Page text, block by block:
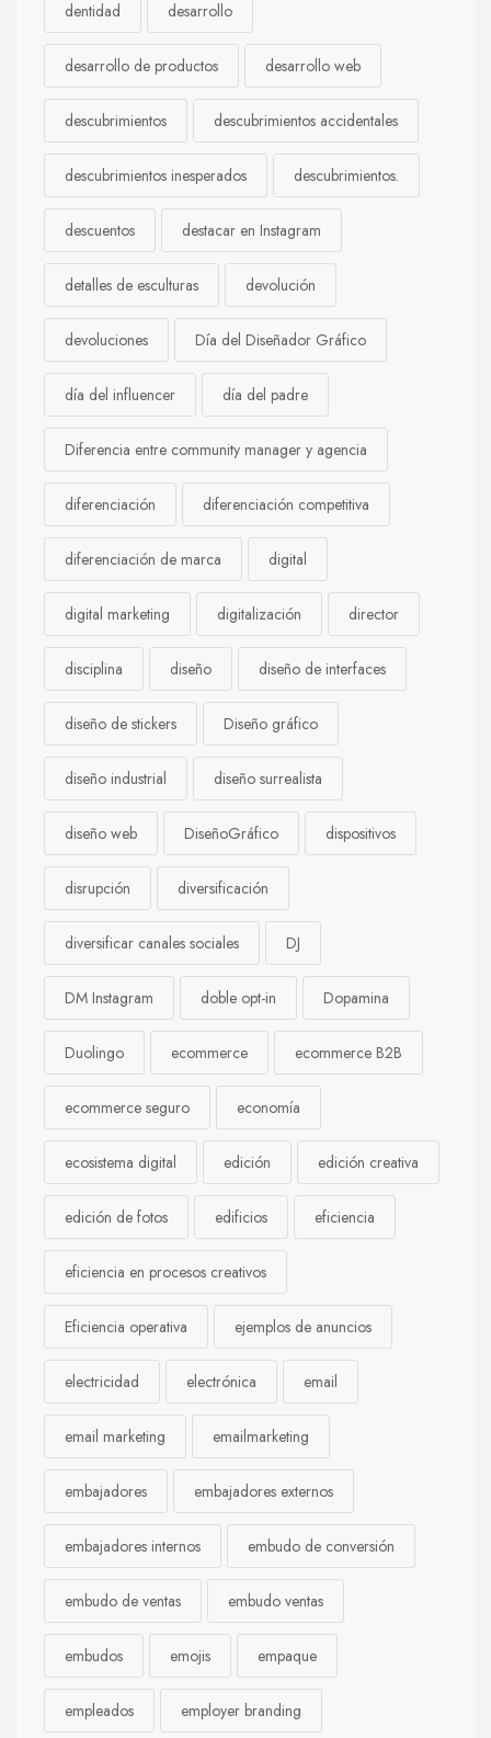
dentidad desarrollo
desarrollo de productos desarrollo web
descubrimientos descubrimientos accidentales
descubrimientos inesperados descubrimientos.
descuentos destacar en Instagram
detalles de esculturas devolución
devoluciones Día del Diseñador Gráfico
día del influencer día del padre
Diferencia entre community manager y agencia
diferenciación diferenciación competitiva
diferenciación de marca digital
digital marketing digitalización director
disciplina diseño diseño de interfaces
diseño de stickers Diseño gráfico
diseño industrial diseño surrealista
diseño web DiseñoGráfico dispositivos
disrupción diversificación
diversificar canales sociales DJ
DM Instagram doble opt-in Dopamina
Duolingo ecommerce ecommerce B2B
ecommerce seguro economía
ecosistema digital edición edición creativa
edición de fotos edificios eficiencia
eficiencia en procesos creativos
Eficiencia operativa ejemplos de anuncios
electricidad electrónica email
email marketing emailmarketing
embajadores embajadores externos
embajadores internos embudo de conversión
embudo de ventas embudo ventas
embudos emojis empaque
empleados employer branding